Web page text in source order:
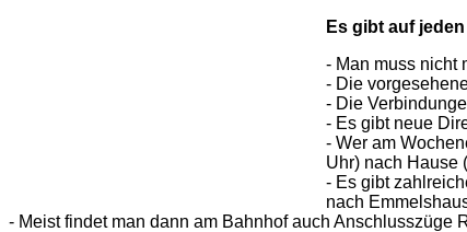
Es gibt auf
- Man muss nicht
- Die
- Die
- Es gibt neue
- Wer am
Uhr) nach Hause
- Es gibt
nach
- Meist findet man dann am Bahnhof auch Anschlusszüge